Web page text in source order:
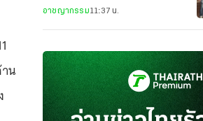
น
อาชญากรรม11:37 น.